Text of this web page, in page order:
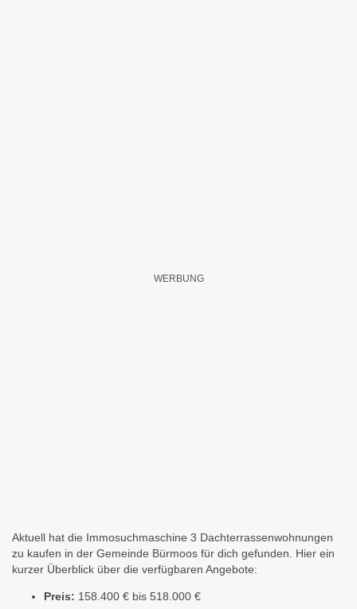
Aktuell hat die Immosuchmaschine 3 Dachterrassenwohnungen
zu kaufen in der Gemeinde Bürmoos für dich gefunden. Hier ein
kurzer Überblick über die verfügbaren Angebote:
Preis: 158.400 € bis 518.000 €